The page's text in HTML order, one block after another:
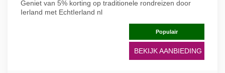
Geniet van 5% korting op traditionele rondreizen door
Ierland met EchtIerland nl
Populair
BEKIJK AANBIEDING